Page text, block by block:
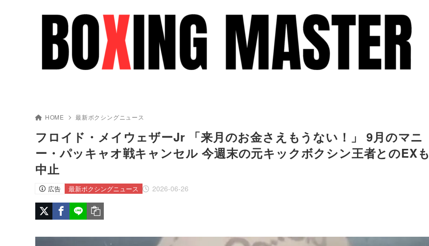
HOME 最新ボクシングニュース
フロイド・メイウェザーJr 「来月のお金さえもうない！」 9月のマニ
ー・パッキャオ戦キャンセル 今週末の元キックボクシン王者とのEXも
中止
広告 2026-06-26
最新ボクシングニュース